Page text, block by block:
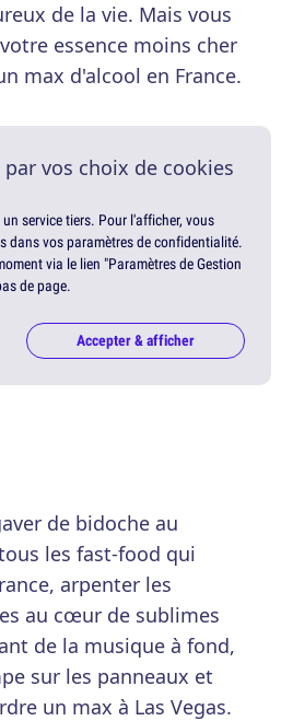
de la vie. Mais vous
essence moins cher
max d'alcool en France.
vos choix de cookies
service tiers. Pour l'afficher, vous
dans vos paramètres de confidentialité.
via le lien "Paramètres de Gestion
de page.
Accepter & afficher
de bidoche au
les fast-food qui
arpenter les
au cœur de sublimes
de la musique à fond,
sur les panneaux et
un max à Las Vegas.